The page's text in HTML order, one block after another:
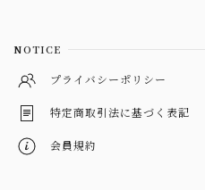
NOTICE
プライバシーポリシー
特定商取引法に基づく表記
会員規約